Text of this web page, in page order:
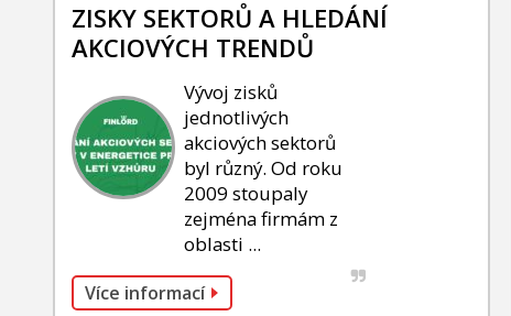
ZISKY SEKTORŮ A HLEDÁNÍ
AKCIOVÝCH TRENDŮ
Vývoj zisků
jednotlivých
akciových sektorů
byl různý. Od roku
2009 stoupaly
zejména firmám z
oblasti ...
Více informací